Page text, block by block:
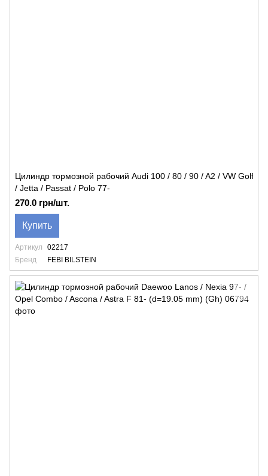
Цилиндр тормозной рабочий Audi 100 / 80 / 90 / A2 / VW Golf
/ Jetta / Passat / Polo 77-
270.0 грн/шт.
Купить
Артикул
02217
Бренд
FEBI BILSTEIN